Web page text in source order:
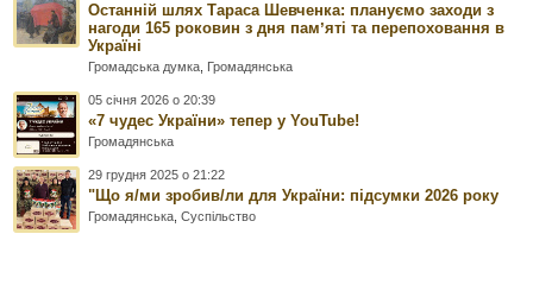
Останній шлях Тараса Шевченка: плануємо заходи з
нагоди 165 роковин з дня памʼяті та перепоховання в
Україні
Громадська думка Громадянська
05 січня 2026 о 20:39
«7 чудес України» тепер у YouTube!
Громадянська
29 грудня 2025 о 21:22
"Що я/ми зробив/ли для України: підсумки 2026 року
Громадянська ,Суспільство